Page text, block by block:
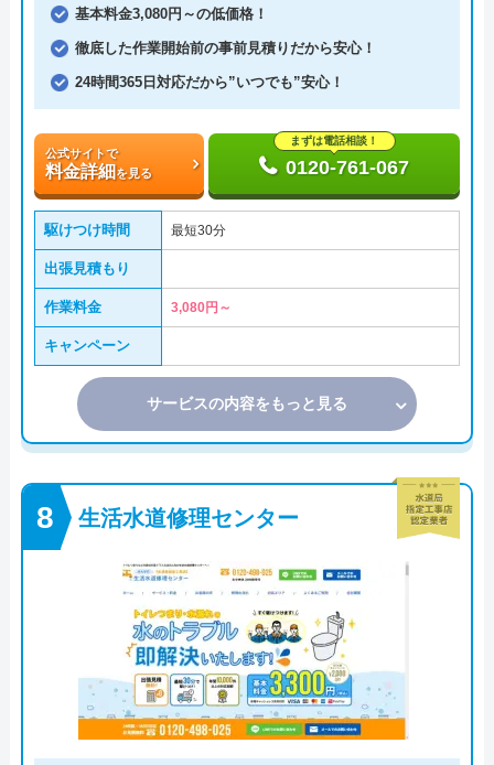
基本料金3,080円～の低価格！
徹底した作業開始前の事前見積りだから安心！
24時間365日対応だから”いつでも”安心！
公式サイトで
料金詳細を見る
まずは電話相談！
0120-761-067
駆けつけ時間 最短30分
出張見積もり
作業料金 3,080円～
キャンペーン
サービスの内容をもっと見る
生活水道修理センター